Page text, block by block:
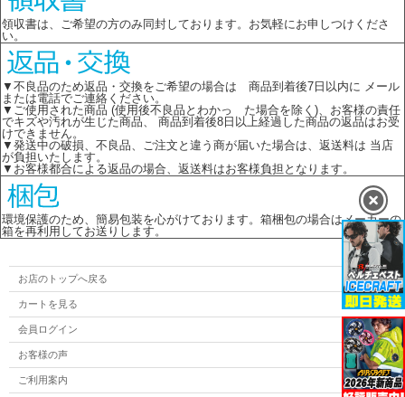
領収書は、ご希望の方のみ同封しております。お気軽にお申しつけくださ
い。
▼不良品のため返品・交換をご希望の場合は 商品到着後7日以内に メール
または電話でご連絡ください。
▼ご使用された商品 (使用後不良品とわかっ た場合を除く)、お客様の責任
でキズや汚れが生じた商品、 商品到着後8日以上経過した商品の返品はお受
けできません。
▼発送中の破損、不良品、ご注文と違う商が届いた場合は、返送料は 当店
が負担いたします。
▼お客様都合による返品の場合、返送料はお客様負担となります。
環境保護のため、簡易包装を心がけております。箱梱包の場合はメーカーの
箱を再利用してお送りします。
お店のトップへ戻る
カートを見る
会員ログイン
お客様の声
ご利用案内